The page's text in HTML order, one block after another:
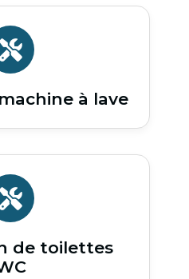
à lave
de toilettes